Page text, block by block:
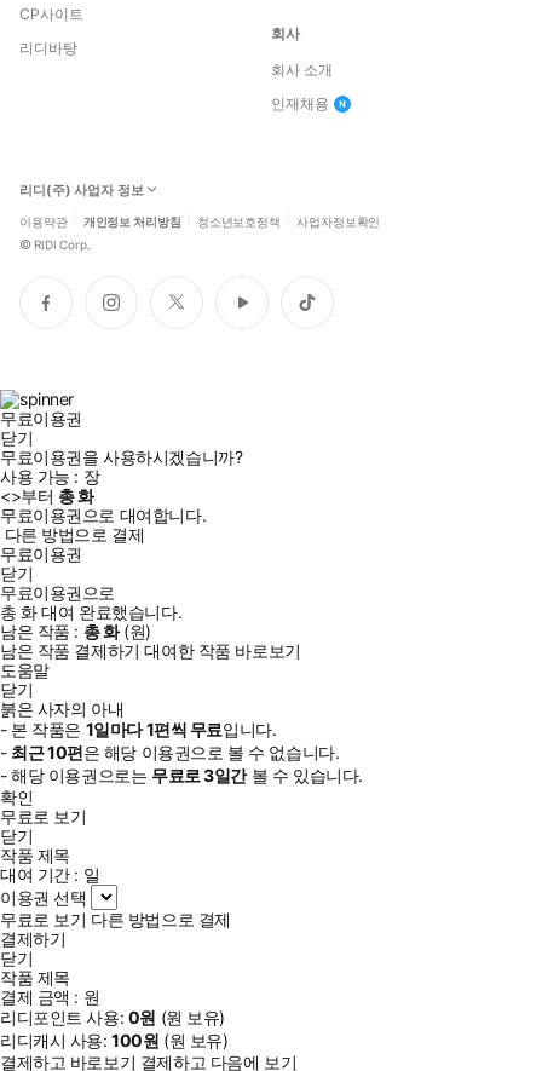
CP사이트
리디바탕
회사
회사 소개
인재채용
리디(주) 사업자 정보
이용약관 개인정보 처리방침 청소년보호정책 사업자정보확인
© RIDI Corp.
페
이
인
스
트
위
유
튜
틱
톡
무료이용권
닫기
무료이용권을 사용하시겠습니까?
사용 가능 : 장
<>부터 총화
무료이용권으로 대여합니다.
다른 방법으로 결제
무료이용권
닫기
무료이용권으로
총 화대여 완료했습니다.
남은 작품 : 총화(원)
남은 작품 결제하기 대여한 작품 바로보기
도움말
닫기
붉은 사자의 아내
- 본 작품은 1일마다1편씩 무료입니다.
- 최근10편은 해당 이용권으로 볼 수 없습니다.
- 해당 이용권으로는 무료로3일간볼 수 있습니다.
확인
무료로 보기
닫기
작품 제목
대여 기간 : 일
이용권 선택
무료로 보기 다른 방법으로 결제
결제하기
닫기
작품 제목
결제 금액 : 원
리디포인트 사용: 0원 (원 보유)
리디캐시 사용:100원 (원 보유)
결제하고 바로보기 결제하고 다음에 보기